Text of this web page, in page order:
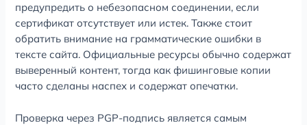
предупредить о небезопасном соединении, если
сертификат отсутствует или истек. Также стоит
обратить внимание на грамматические ошибки в
тексте сайта. Официальные ресурсы обычно содержат
выверенный контент, тогда как фишинговые копии
часто сделаны наспех и содержат опечатки.
Проверка через PGP-подпись является самым